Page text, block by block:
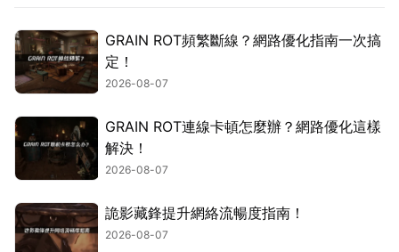
GRAIN ROT頻繁斷線？網路優化指南一次搞
定！
2026-08-07
GRAIN ROT連線卡頓怎麼辦？網路優化這樣
解決！
2026-08-07
詭影藏鋒提升網絡流暢度指南！
2026-08-07